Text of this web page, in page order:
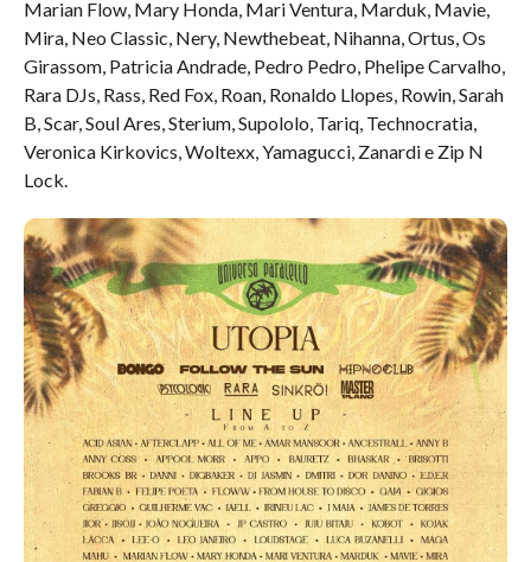
Marian Flow, Mary Honda, Mari Ventura, Marduk, Mavie,
Mira, Neo Classic, Nery, Newthebeat, Nihanna, Ortus, Os
Girassom, Patricia Andrade, Pedro Pedro, Phelipe Carvalho,
Rara DJs, Rass, Red Fox, Roan, Ronaldo Llopes, Rowin, Sarah
B, Scar, Soul Ares, Sterium, Supololo, Tariq, Technocratia,
Veronica Kirkovics, Woltexx, Yamagucci, Zanardi e Zip N
Lock.